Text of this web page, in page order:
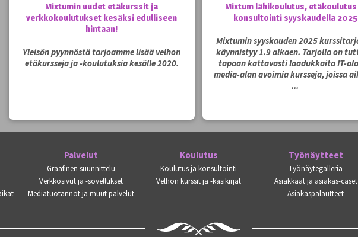
Mixtumin uudet etäkurssit ja
verkkokoulutukset kesäksi edulliseen
hintaan!
Yleisön pyynnöstä tarjoamme lisää velhon
etäkursseja ja -koulutuksia kesälle 2020.
Mixtum lähikoulutus, etäkoulutus
konsultointi syyskaudella 2025
Mixtumin syyskauden 2025
käynnistyy 1.9 alkaen. Tarjolla on
tapaan kattavasti laadukkaita IT-
media-alan avoimia kursseja, joissa
...
Palvelut
Graafinen suunnittelu
Verkkosivut ja -sovellukset
Mediatuotannot ja muut palvelut
Koulutus
Koulutus ja konsultointi
Velhon kurssit ja -käsikirjat
Työnäytteet
Työnäytegalleria
Asiakkaat ja asiakas-caset
Asiakaspalautteet